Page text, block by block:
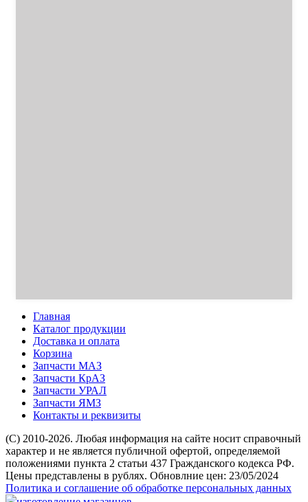
Главная
Каталог продукции
Доставка и оплата
Корзина
Запчасти МАЗ
Запчасти КрАЗ
Запчасти УРАЛ
Запчасти ЯМЗ
Контакты и реквизиты
(C) 2010-2026. Любая информация на сайте носит справочный
характер и не является публичной офертой, определяемой
положениями пункта 2 статьи 437 Гражданского кодекса РФ.
Цены представлены в рублях. Обновлние цен: 23/05/2024
Политика и соглашение об обработке персональных данных